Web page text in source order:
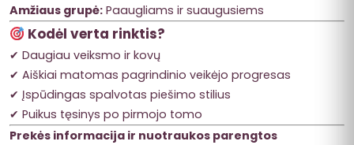
Amžiaus grupė: Paaugliams ir suaugusiems
Kodėl verta rinktis?
✔ Daugiau veiksmo ir kovų
✔ Aiškiai matomas pagrindinio veikėjo progresas
✔ Įspūdingas spalvotas piešimo stilius
✔ Puikus tęsinys po pirmojo tomo
Prekės informacija ir nuotraukos parengtos